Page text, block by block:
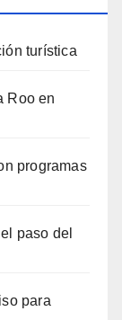
turística
Roo en
programas
paso del
para